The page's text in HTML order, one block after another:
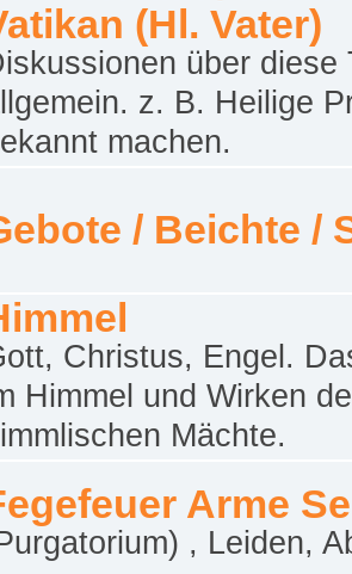
(Hl. Vater)
über diese
z. B. Heilige
machen.
/ Beichte /
Christus, Engel.
Himmel und Wirken
Mächte.
Arme
, Leiden,